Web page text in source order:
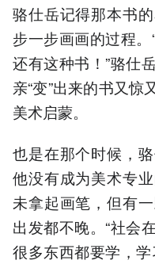
骆仕岳记得那本书
步一步画画的过程
还有这种书！”骆仕
亲“变”出来的书又
美术启蒙。
也是在那个时候，
他没有成为美术专
未拿起画笔，但有
出发都不晚。“社会
很多东西都要学，